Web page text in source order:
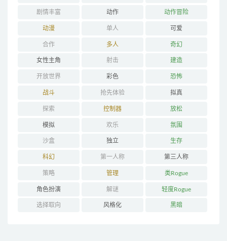
剧情丰富 动作 动作冒险
动漫 单人 可爱
合作 多人 奇幻
女性主角 射击 建造
开放世界 彩色 恐怖
战斗 抢先体验 拟真
探索 控制器 放松
模拟 欢乐 氛围
沙盒 独立 生存
科幻 第一人称 第三人称
策略 管理 类Rogue
角色扮演 解谜 轻度Rogue
选择取向 风格化 黑暗